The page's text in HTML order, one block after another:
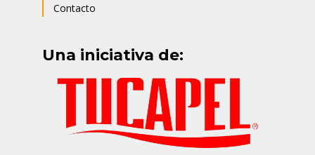
Contacto
Una iniciativa de: